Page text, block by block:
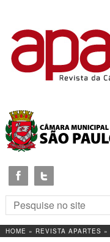
HOME » REVISTA APARTES »